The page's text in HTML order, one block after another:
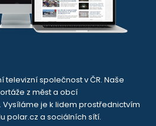
společnost v ČR. Naše
z měst a obcí
je k lidem prostřednictvím
polar.cz a sociálních sítí.